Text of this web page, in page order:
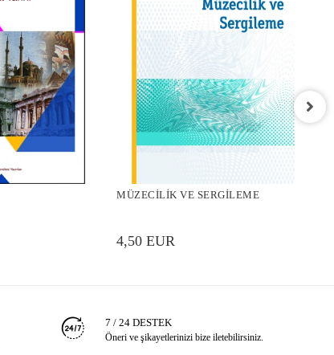
MÜZECİLİK VE SERGİLEME
4,50 EUR
7 / 24 DESTEK
Öneri ve şikayetlerinizi bize iletebilirsiniz.